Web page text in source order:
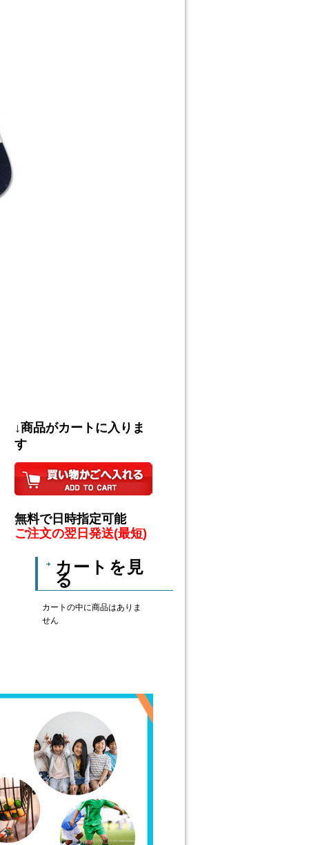
↓商品がカートに入りま
す
無料で日時指定可能
ご注文の翌日発送(最短)
カートを見
る
カートの中に商品はありま
せん